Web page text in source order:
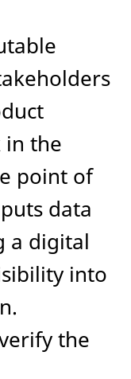
in the
point of
data
a digital
into
the